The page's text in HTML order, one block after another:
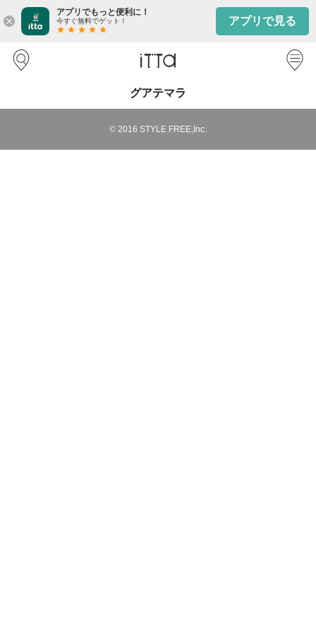
close
アプリでもっと便利に！
今すぐ無料でゲット！
star star star star star
アプリで見る
グアテマラ
© 2016 STYLE FREE,Inc.